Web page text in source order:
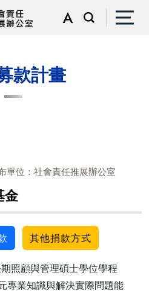
款計畫
單位：社會責任推展辦公室
金
其他捐款方式
照顧與管理碩士學位學程
專業知識與解決實際問題能